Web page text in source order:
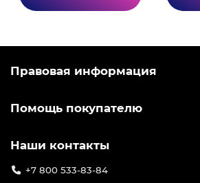
Правовая информация
Помощь покупателю
Наши контакты
+7 800 533-83-84